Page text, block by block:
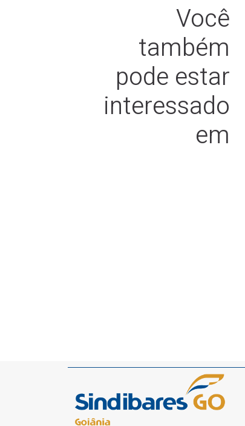
Você
também
pode estar
interessado
em